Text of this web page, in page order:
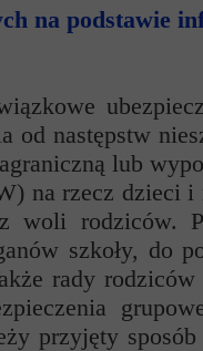
na podstawie
od następstw
lub
na rzecz dzieci i
woli rodziców.
szkoły, do
rady
przyjęty
Wycieczki
polsko-